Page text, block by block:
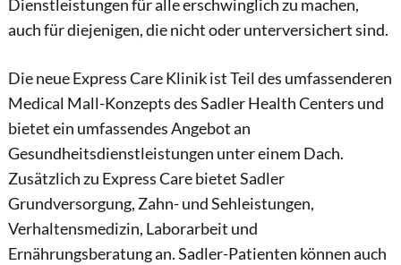
Dienstleistungen für alle erschwinglich zu machen,
auch für diejenigen, die nicht oder unterversichert sind.
Die neue Express Care Klinik ist Teil des umfassenderen
Medical Mall-Konzepts des Sadler Health Centers und
bietet ein umfassendes Angebot an
Gesundheitsdienstleistungen unter einem Dach.
Zusätzlich zu Express Care bietet Sadler
Grundversorgung, Zahn- und Sehleistungen,
Verhaltensmedizin, Laborarbeit und
Ernährungsberatung an. Sadler-Patienten können auch